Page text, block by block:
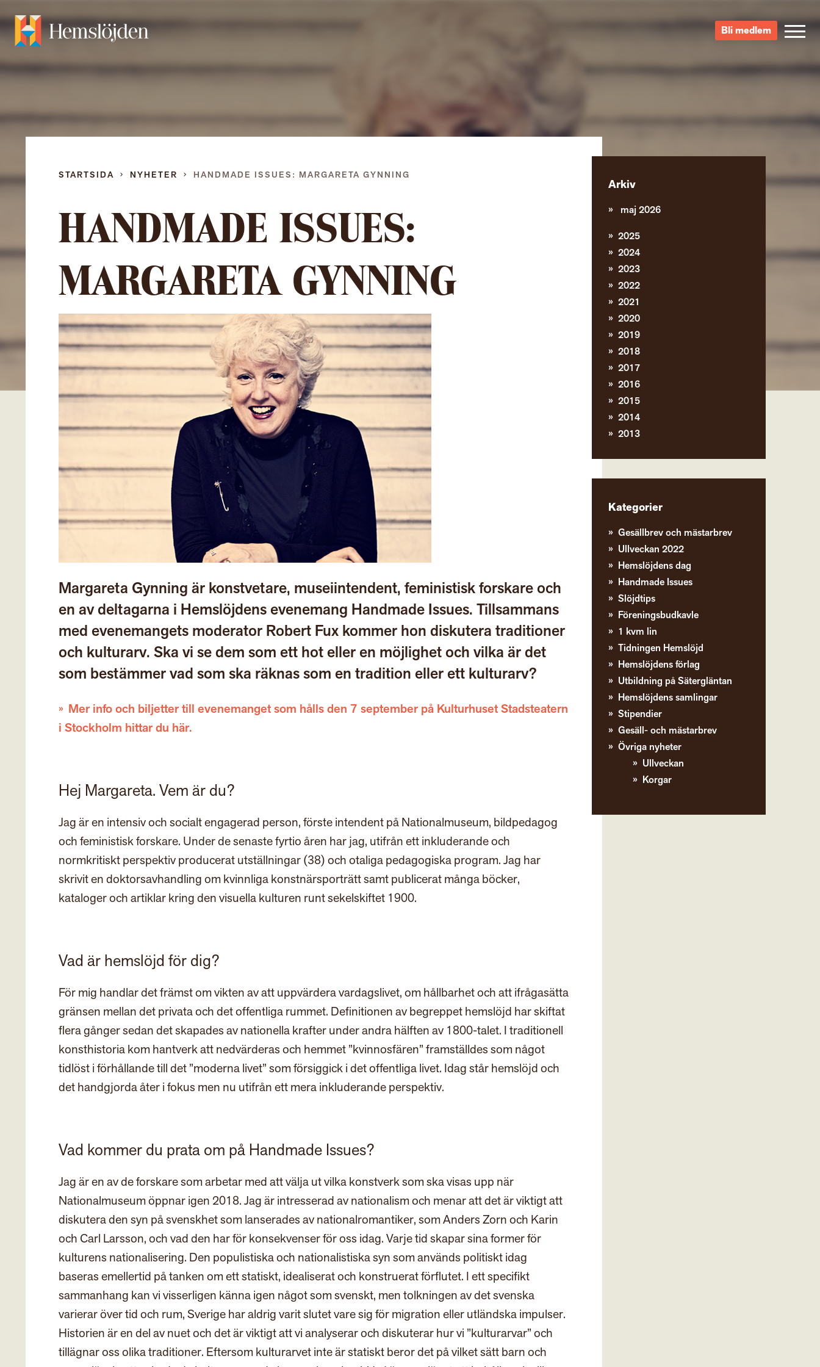
Bli medlem
STARTSIDA NYHETER HANDMADE ISSUES: MARGARETA GYNNING
HANDMADE ISSUES:
MARGARETA GYNNING
Margareta Gynning är konstvetare, museiintendent, feministisk forskare och
en av deltagarna i Hemslöjdens evenemang Handmade Issues. Tillsammans
med evenemangets moderator Robert Fux kommer hon diskutera traditioner
och kulturarv. Ska vi se dem som ett hot eller en möjlighet och vilka är det
som bestämmer vad som ska räknas som en tradition eller ett kulturarv?
Mer info och biljetter till evenemanget som hålls den 7 september på Kulturhuset Stadsteatern
i Stockholm hittar du här.
Hej Margareta. Vem är du?
Jag är en intensiv och socialt engagerad person, förste intendent på Nationalmuseum, bildpedagog
och feministisk forskare. Under de senaste fyrtio åren har jag, utifrån ett inkluderande och
normkritiskt perspektiv producerat utställningar (38) och otaliga pedagogiska program. Jag har
skrivit en doktorsavhandling om kvinnliga konstnärsporträtt samt publicerat många böcker,
kataloger och artiklar kring den visuella kulturen runt sekelskiftet 1900.
Vad är hemslöjd för dig?
För mig handlar det främst om vikten av att uppvärdera vardagslivet, om hållbarhet och att ifrågasätta
gränsen mellan det privata och det offentliga rummet. Definitionen av begreppet hemslöjd har skiftat
flera gånger sedan det skapades av nationella krafter under andra hälften av 1800-talet. I traditionell
konsthistoria kom hantverk att nedvärderas och hemmet ”kvinnosfären” framställdes som något
tidlöst i förhållande till det ”moderna livet” som försiggick i det offentliga livet. Idag står hemslöjd och
det handgjorda åter i fokus men nu utifrån ett mera inkluderande perspektiv.
Vad kommer du prata om på Handmade Issues?
Jag är en av de forskare som arbetar med att välja ut vilka konstverk som ska visas upp när
Nationalmuseum öppnar igen 2018. Jag är intresserad av nationalism och menar att det är viktigt att
diskutera den syn på svenskhet som lanserades av nationalromantiker, som Anders Zorn och Karin
och Carl Larsson, och vad den har för konsekvenser för oss idag. Varje tid skapar sina former för
kulturens nationalisering. Den populistiska och nationalistiska syn som används politiskt idag
baseras emellertid på tanken om ett statiskt, idealiserat och konstruerat förflutet. I ett specifikt
sammanhang kan vi visserligen känna igen något som svenskt, men tolkningen av det svenska
varierar över tid och rum, Sverige har aldrig varit slutet vare sig för migration eller utländska impulser.
Historien är en del av nuet och det är viktigt att vi analyserar och diskuterar hur vi ”kulturarvar” och
tillägnar oss olika traditioner. Eftersom kulturarvet inte är statiskt beror det på vilket sätt barn och
Arkiv
maj 2026
2025
2024
2023
2022
2021
2020
2019
2018
2017
2016
2015
2014
2013
Kategorier
Gesällbrev och mästarbrev
Ullveckan 2022
Hemslöjdens dag
Handmade Issues
Slöjdtips
Föreningsbudkavle
1 kvm lin
Tidningen Hemslöjd
Hemslöjdens förlag
Utbildning på Sätergläntan
Hemslöjdens samlingar
Stipendier
Gesäll- och mästarbrev
Övriga nyheter
Ullveckan
Korgar